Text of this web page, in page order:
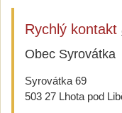
Rychlý kontakt
Obec Syrovátka
Syrovátka 69
503 27 Lhota pod